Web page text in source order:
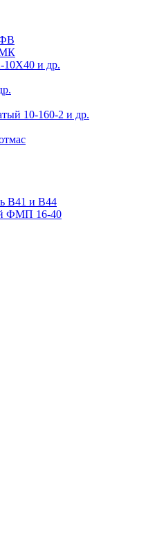
10Х40 и др.
10-160-2 и др.
В41 и В44
ФМП 16-40